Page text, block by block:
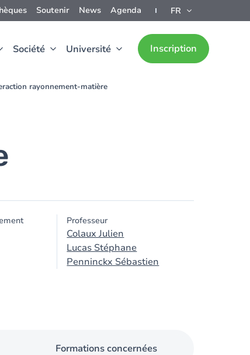
Soutenir News Agenda FR
Société Université Inscription
rayonnement-matière
Professeur
Colaux Julien
Lucas Stéphane
Penninckx Sébastien
Formations concernées